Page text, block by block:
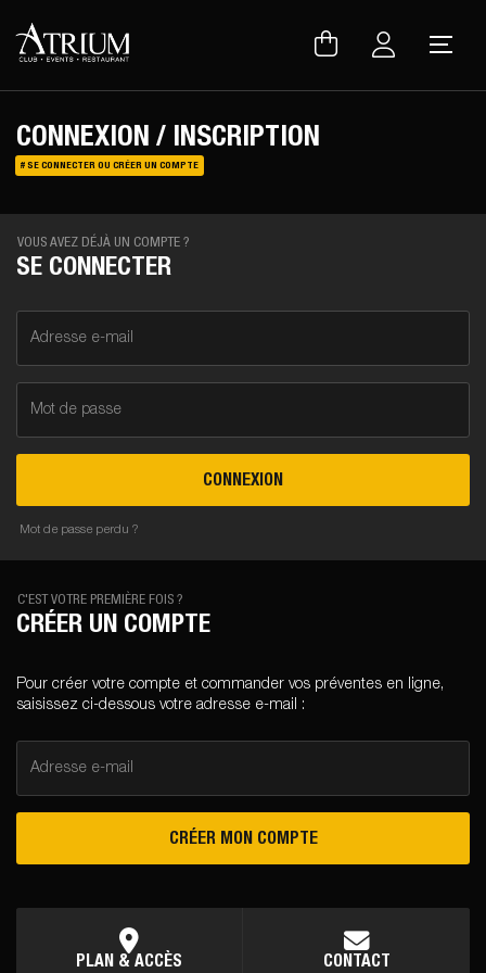
Warning: Uninitialized string offset 0 in
/var/www/vhosts/atrium.club/inc/lib/lang.lib.phpon line 150
CONNEXION / INSCRIPTION
# SE CONNECTER OU CRÉER UN COMPTE
VOUS AVEZ DÉJÀ UN COMPTE ?
SE CONNECTER
Adresse e-mail
Mot de passe
CONNEXION
Mot de passe perdu ?
C'EST VOTRE PREMIÈRE FOIS ?
CRÉER UN COMPTE
Pour créer votre compte et commander vos préventes en ligne,
saisissez ci-dessous votre adresse e-mail :
Adresse e-mail
CRÉER MON COMPTE
PLAN & ACCÈS CONTACT